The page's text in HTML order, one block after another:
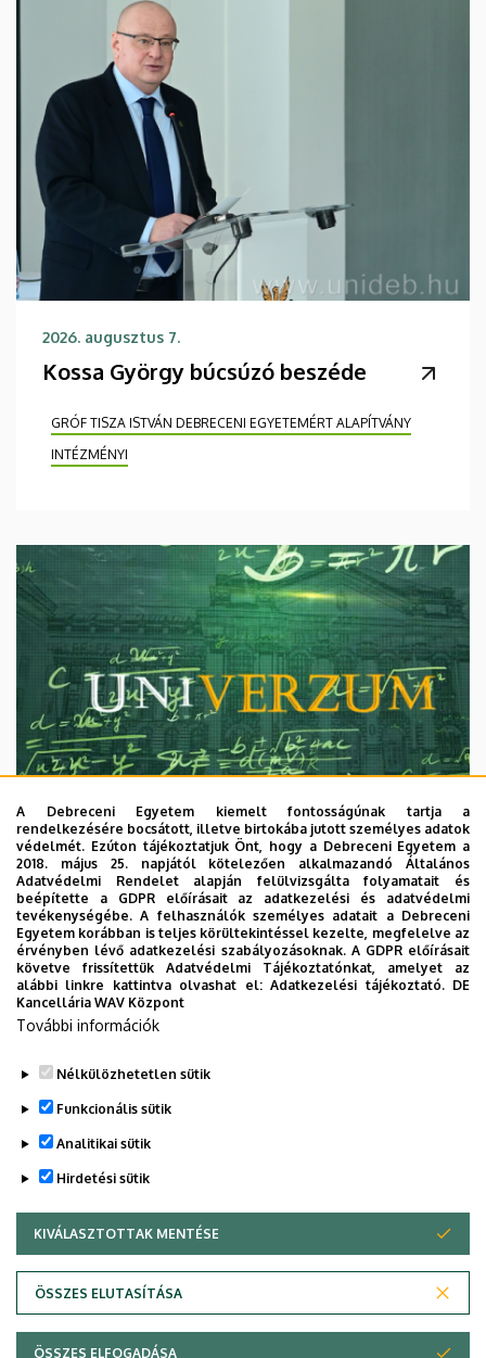
2026. augusztus 7.
Kossa György búcsúzó beszéde
GRÓF TISZA ISTVÁN DEBRECENI EGYETEMÉRT ALAPÍTVÁNY
INTÉZMÉNYI
2026. augusztus 7.
Univerzum: A Debreceni Egyetem
titkos receptjei
KUTATÁS TUDOMÁNY
Adatvédelem
A Debreceni Egyetem kiemelt fontosságúnak tartja a
rendelkezésére bocsátott, illetve birtokába jutott személyes adatok
védelmét. Ezúton tájékoztatjuk Önt, hogy a Debreceni Egyetem a
2018. május 25. napjától kötelezően alkalmazandó Általános
Adatvédelmi Rendelet alapján felülvizsgálta folyamatait és
beépítette a GDPR előírásait az adatkezelési és adatvédelmi
tevékenységébe. A felhasználók személyes adatait a Debreceni
Egyetem korábban is teljes körültekintéssel kezelte, megfelelve az
érvényben lévő adatkezelési szabályozásoknak. A GDPR előírásait
követve frissítettük Adatvédelmi Tájékoztatónkat, amelyet az
alábbi linkre kattintva olvashat el:Adatkezelési tájékoztató. DE
Kancellária WAV Központ
További információk
Nélkülözhetetlen sütik
Funkcionális sütik
Analitikai sütik
Hirdetési sütik
KIVÁLASZTOTTAK MENTÉSE
ÖSSZES ELUTASÍTÁSA
WITHDRAW CONSENT
ÖSSZES ELFOGADÁSA